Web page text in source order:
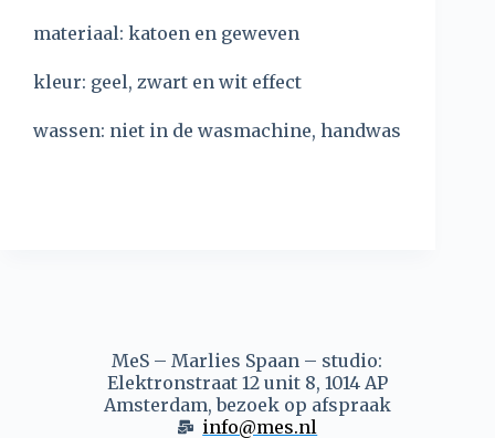
materiaal: katoen en geweven
kleur: geel, zwart en wit effect
wassen: niet in de wasmachine, handwas
MeS – Marlies Spaan – studio:
Elektronstraat 12 unit 8, 1014 AP
Amsterdam, bezoek op afspraak
info@mes.nl